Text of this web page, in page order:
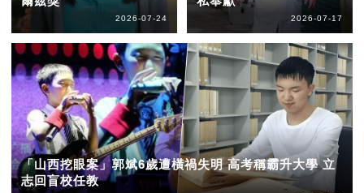
2026-07-24 2026-07-17
「山西挖眼案」郭斌6歲遭橫禍失明 高考稱霸升大學 立
志回盲校任教